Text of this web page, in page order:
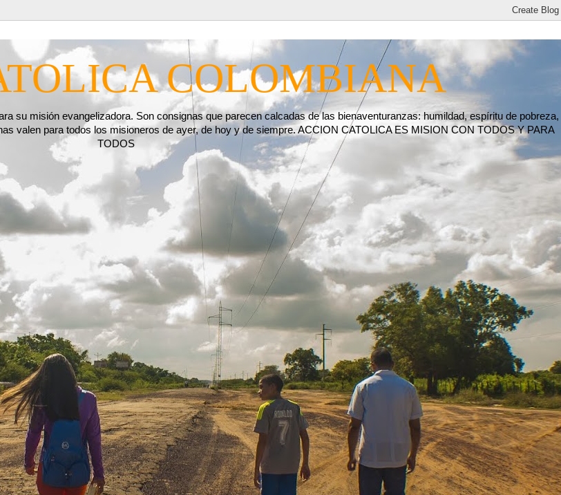
COLOMBIANA
su misión evangelizadora. Son consignas que parecen calcadas de las bienaventuranzas: humildad, espíritu de pobreza,
valen para todos los misioneros de ayer, de hoy y de siempre. ACCION CATOLICA ES MISION CON TODOS Y PARA
TODOS